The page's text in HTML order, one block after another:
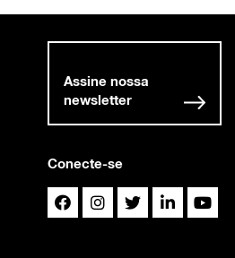
Conecte-se
Assine nossa
newsletter